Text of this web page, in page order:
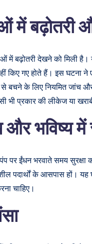
बढ़ोतरी
बढ़ोतरी देखने को मिली है।
किए गए होते हैं। इस
से बचने के लिए नियमित जांच
प्रकार की लीकेज या
भविष्य में
पर ईंधन भरवाते समय सुरक्षा
पदार्थों के आसपास हों। यह
चाहिए।